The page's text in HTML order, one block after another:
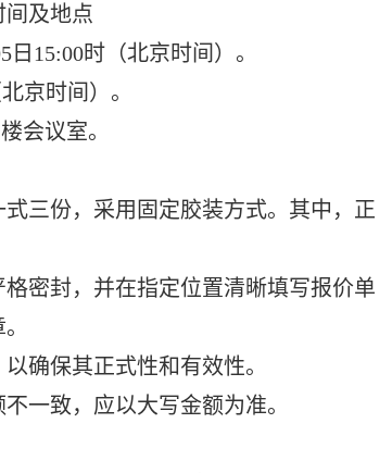
及地点
15:00时（北京时间）。
京时间）。
会议室。
三份，采用固定胶装方式。其中，正
密封，并在指定位置清晰填写报价单
保其正式性和有效性。
致，应以大写金额为准。